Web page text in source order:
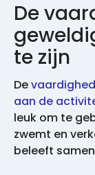
De
te zijn
De
aan de
leuk om te
zwemt en
beleeft